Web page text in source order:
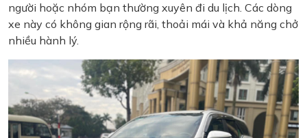
người hoặc nhóm bạn thường xuyên đi du lịch. Các dòng
xe này có không gian rộng rãi, thoải mái và khả năng chở
nhiều hành lý.